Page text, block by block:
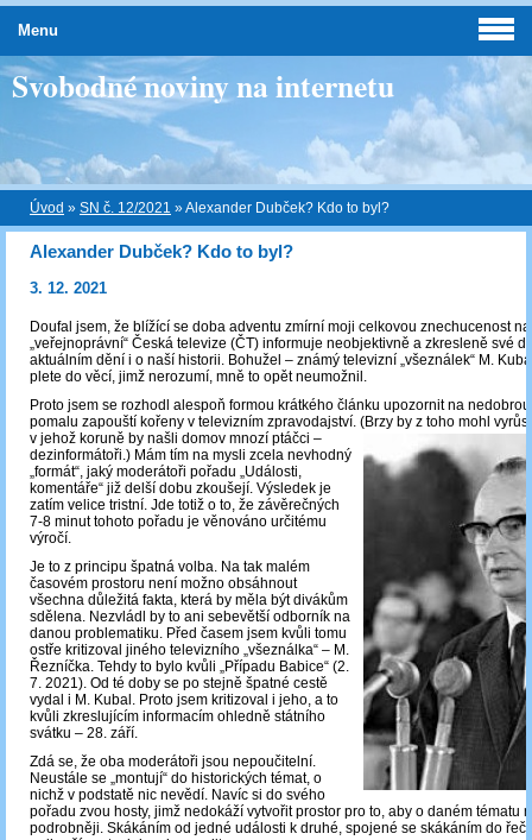
Svobodné noviny na internetu
Úvod » SN č. 12/2021 »Alexander Dubček? Kdo to byl?
Alexander Dubček? Kdo to byl?
3. 12. 2021
Doufal jsem, že blížící se doba adventu zmírní moji celkovou znechucenost
„veřejnoprávní“ Česká televize (ČT) informuje neobjektivně a zkresleně své
aktuálním dění i o naší historii. Bohužel – známý televizní „všeználek“ M.
plete do věcí, jimž nerozumí, mně to opět neumožnil.
Proto jsem se rozhodl alespoň formou krátkého článku upozornit na
pomalu zapouští kořeny v televizním zpravodajství. (Brzy by z toho mohl
v jehož koruně by naš li domov mnozí ptáčci –
dezinformátoři.) Mám tím na mysli zcela nevhodný
„formát“, jaký moderátoři pořadu „Události,
komentáře“ již delší dobu zkoušejí. Výsledek je
zatím velice tristní. Jde totiž o to, že závěrečných
7-8 minut tohoto pořadu je věnováno určitému
výročí.
Je to z principu špatná volba. Na tak malém
časovém prostoru není možno obsáhnout
všechna důležitá fakta, která by měla být divákům
sdělena. Nezvládl by to ani sebevětší odborník na
danou problematiku. Před časem jsem kvůli tomu
ostře kritizoval jiného televizního „všeználka“ – M.
Řezníčka. Tehdy to bylo kvůli „Případu Babice“ (2.
7. 2021). Od té doby se po stejně špatné cestě
vydal i M. Kubal. Proto jsem kritizoval i jeho, a to
kvůli zkreslujícím informacím ohledně státního
svátku – 28. září.
Zdá se, že oba moderátoři jsou nepoučitelní.
Neustále se „montují“ do historických témat, o
nichž v podstatě nic nevědí. Navíc si do svého
pořadu zvou hosty, jimž nedokáží vytvořit prostor pro to, aby o daném tématu
podrobněji. Skákáním od jedné události k druhé, spojené se skákáním do
Menu